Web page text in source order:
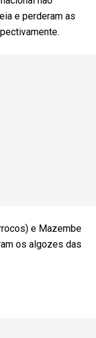
e perderam as
e Mazembe
os algozes das